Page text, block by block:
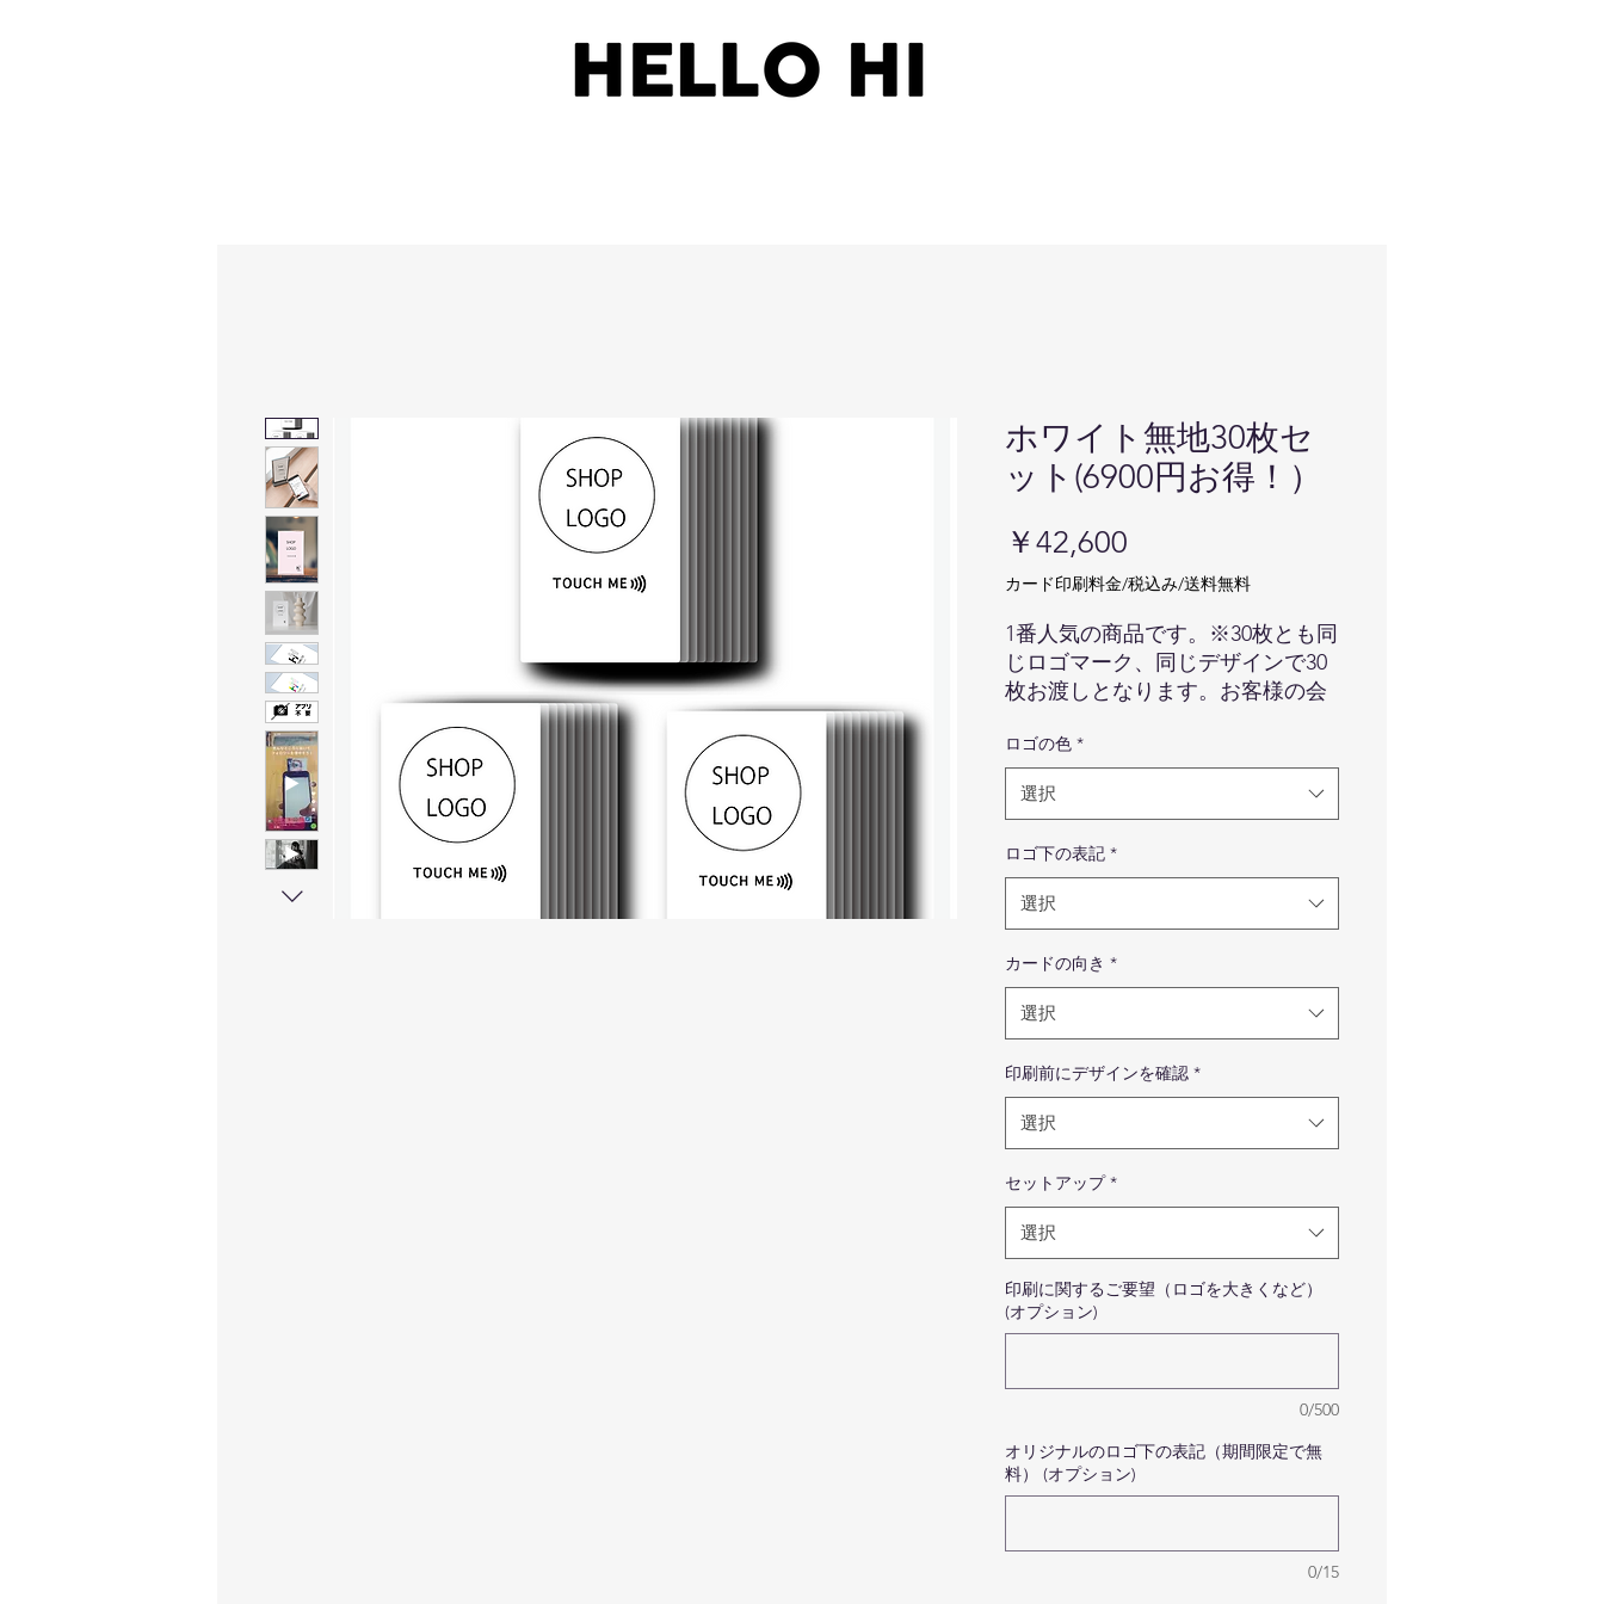
ホワイト無地30枚セ
ット(6900円お得！）
￥42,600
格
カード印刷料金/税込み/送料無料
1番人気の商品です。※30枚とも同
じロゴマーク、同じデザインで30
枚お渡しとなります。お客様の会
印刷します。（表面のみ）カード
の背景は白、ロゴマークは黒での
お渡しです。ロゴマークにより弊
印刷させて頂きます。
方で1番バランスの良い場所で印刷
させて頂きます。
hello hiのロゴマークはついてきま
せんのでご安心くださいませ。
画像はイメージです。カードの
色、ロゴマークの色味などは実
際の商品と異なる場合が御座い
ますので予めご了承くださいま
せ。
商品はカードのみです。写真に
写っている備品などはついてき
ませんので予めご了承ください
ませ。
写真のフルカラーのレインボー
マークで作成いたしますのでご
ロゴが細かい線や細いフォント
などに関しましては印刷前に確
jounetsuhanko@gmail.com から
メールを受け取れるように設定
ロゴの色 *
選択
ロゴ下の表記 *
選択
カードの向き *
選択
印刷前にデザインを確認 *
選択
セットアップ *
選択
印刷に関するご要望（ロゴを大きくなど）
(オプション)
0/500
オリジナルのロゴ下の表記（期間限定で無
料） (オプション)
0/15